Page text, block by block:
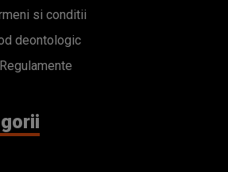
si conditii
deontologic
Regulamente